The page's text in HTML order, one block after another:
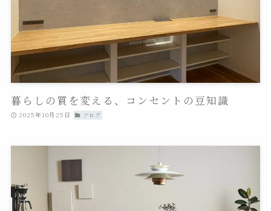
暮らしの質を変える、コンセントの豆知識
2025年10月25日 ブログ